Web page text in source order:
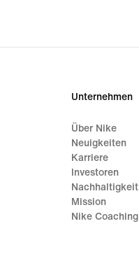
Unternehmen
Über Nike
Neuigkeiten
Karriere
Investoren
Nachhaltigkeit
Mission
Nike Coaching